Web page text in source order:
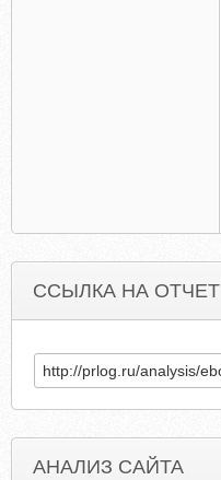
ССЫЛКА НА ОТЧЕТ
АНАЛИЗ САЙТА